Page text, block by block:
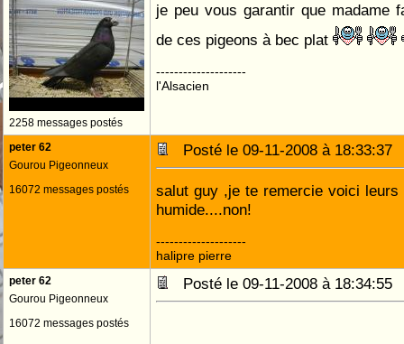
2258 messages postés
je peu vous garantir que madame
de ces pigeons à bec plat
--------------------
l'Alsacien
peter 62
Gourou Pigeonneux
16072 messages postés
Posté le 09-11-2008 à
salut guy ,je te remercie voici leurs
humide....non!
--------------------
halipre pierre
peter 62
Gourou Pigeonneux
16072 messages postés
Posté le 09-11-2008 à